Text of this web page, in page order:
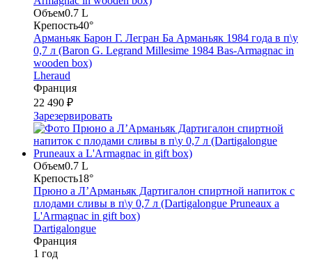
Объем0.7 L
Крепость40°
Арманьяк Барон Г. Легран Ба Арманьяк 1984 года в п\у
0,7 л (Baron G. Legrand Millesime 1984 Bas-Armagnac in
wooden box)
Lheraud
Франция
22 490 ₽
Зарезервировать
Объем0.7 L
Крепость18°
Прюно а Л’Арманьяк Дартигалон спиртной напиток с
плодами сливы в п\у 0,7 л (Dartigalongue Pruneaux a
L'Armagnac in gift box)
Dartigalongue
Франция
1 год